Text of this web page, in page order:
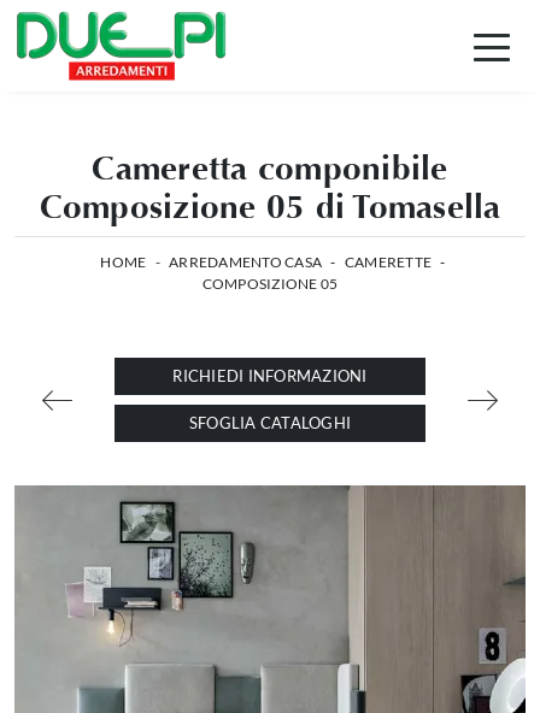
Cameretta componibile
Composizione 05 di Tomasella
HOME - ARREDAMENTO CASA - CAMERETTE -
COMPOSIZIONE 05
RICHIEDI INFORMAZIONI
SFOGLIA CATALOGHI